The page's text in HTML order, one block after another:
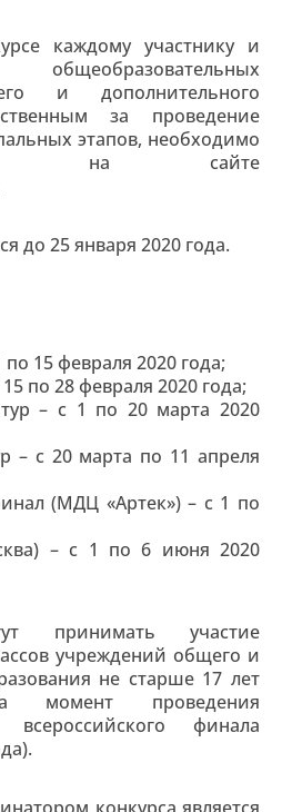
каждому участнику и
и дополнительного
за проведение
этапов, необходимо
на сайте
до 25 января 2020 года.
по 15 февраля 2020 года;
по 28 февраля 2020 года;
– с 1 по 20 марта 2020
– с 20 марта по 11 апреля
(МДЦ «Артек») – с 1 по
– с 1 по 6 июня 2020
принимать участие
учреждений общего и
не старше 17 лет
момент проведения
финала